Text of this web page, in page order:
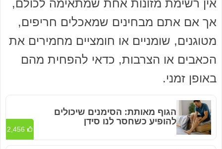
אין רשימת מזונות אחת שמתאימה לכולם,
אך אם אתם מבחינים שמאכלים חריפים,
מטוגנים, שומניים או חומציים מחמירים את
הכאבים או הצרבות, כדאי להפחית מהם
באופן זמני.
הגוף מאותת: הסימנים שיכולים
להופיע כשחסר לנו סידן
2,456